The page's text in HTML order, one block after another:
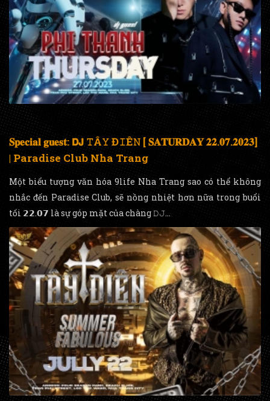
𝐒𝐩𝐞𝐜𝐢𝐚𝐥 𝐠𝐮𝐞𝐬𝐭: 𝗗𝗝 𝚃Â𝚈 Đ𝙸Ê𝙽 [ 𝐒𝐀𝐓𝐔𝐑𝐃𝐀𝐘 𝟐𝟐.𝟎𝟕.𝟐𝟎𝟐𝟑]
| Paradise Club Nha Trang
Một biểu tượng văn hóa 9life Nha Trang sao có thể không
nhắc đến Paradise Club, sẽ nồng nhiệt hơn nữa trong buổi
tối 𝟮𝟮.𝟬𝟳 là sự góp mặt của chàng 𝙳𝙹...